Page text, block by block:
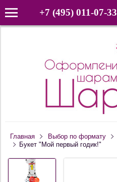
+7 (495) 011-07-33
Главная Выбор по формату
Букет "Мой первый годик!"